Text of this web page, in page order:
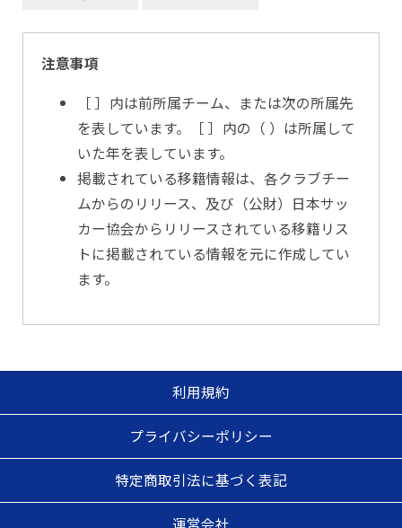
注意事項
［ ］内は前所属チーム、または次の所属先
を表しています。［ ］内の（ ）は所属して
いた年を表しています。
掲載されている移籍情報は、各クラブチー
ムからのリリース、及び（公財）日本サッ
カー協会からリリースされている移籍リス
トに掲載されている情報を元に作成してい
ます。
利用規約
プライバシーポリシー
特定商取引法に基づく表記
運営会社